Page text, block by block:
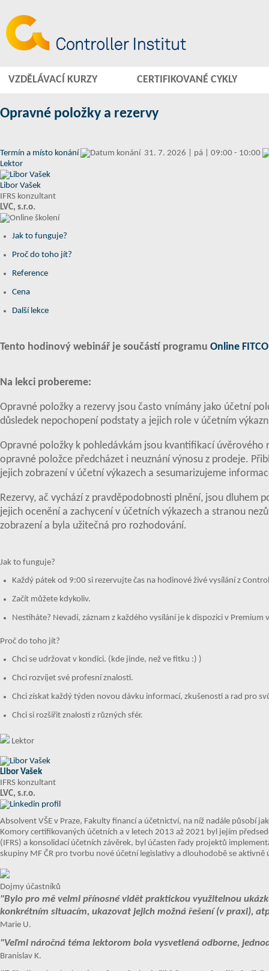
VZDĚLÁVACÍ KURZY CERTIFIKOVANÉ CYKLY
Opravné položky a rezervy
Termín a místo konání
31. 7. 2026 | pá | 09:00 - 10:00
Lektor
Libor Vašek
IFRS konzultant
LVC, s.r.o.
Jak to funguje?
Proč do toho jít?
Reference
Cena
Další lekce
Tento hodinový webinář je součástí programu Online FITCO
Na lekci probereme:
Opravné položky a rezervy jsou často vnímány jako účetní
důsledek nepochopení podstaty a jejich role v účetním
Opravné položky k pohledávkám jsou kvantifikací
opravné položce předcházet i neuznání výnosu z prodeje.
jejich zobrazení v účetní výkazech a sesumarizujeme
Rezervy, ač vychází z pravděpodobnosti plnění, jsou dluhem
jejich ocenění a zachycení v účetních výkazech a stranou
zobrazení a byla užitečná pro rozhodování.
Jak to funguje?
Každý pátek od 9:00 si rezervujte čas na hodinové živé vysílání z
Začít můžete kdykoliv.
Nestíháte? Nevadí, záznam z každého vysílání je k dispozici v Premium
Proč do toho jít?
Chci se udržovat v kondici. (kde jinde, než ve fitku :) )
Chci rozvíjet své profesní znalosti.
Chci získat každý týden novou dávku informací, zkušeností a rad pro
Chci si rozšířit znalosti z různých sfér.
Lektor
Libor Vašek
IFRS konzultant
LVC, s.r.o.
Absolvent VŠE v Praze, Fakulty financí a účetnictví, na níž nadále působí
Komory certifikovaných účetních a v letech 2013 až 2021 byl jejím
(IFRS) a konsolidací účetních závěrek, byl účasten řady projektů
skupiny MF ČR pro tvorbu nové účetní legislativy a dlouhodobě se
Dojmy účastníků
"Bylo pro mě velmi přínosné vidět praktickou využitelnou
konkrétním situacím, ukazovat jejich možná řešení (v praxi),
Marie U.
"Veľmi náročná téma lektorom bola vysvetlená odborne,
Branislav K.